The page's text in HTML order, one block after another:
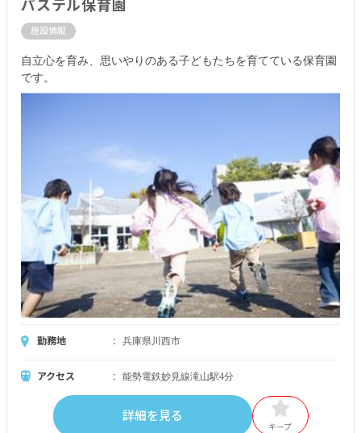
パステル保育園
施設情報
自立心を育み、思いやりのある子どもたちを育てている保育園
です。
勤務地 兵庫県川西市
アクセス 能勢電鉄妙見線滝山駅4分
詳細を見る
キープ